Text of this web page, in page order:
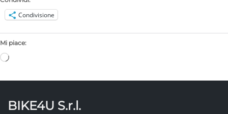
Condivisione
Mi piace:
Caricamento
BIKE4U S.r.l.